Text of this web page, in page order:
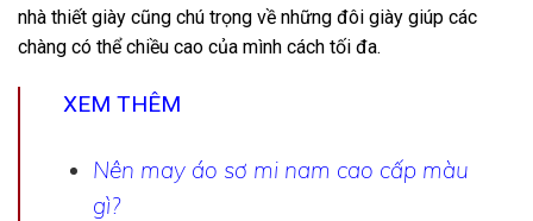
nhà thiết giày cũng chú trọng về những đôi giày giúp các
chàng có thể chiều cao của mình cách tối đa.
XEM THÊM
Nên may áo sơ mi nam cao cấp màu
gì?